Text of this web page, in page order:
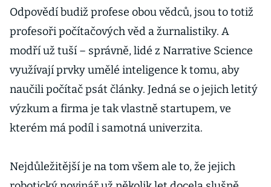
Odpovědí budiž profese obou vědců, jsou to totiž
profesoři počítačových věd a žurnalistiky. A
modří už tuší – správně, lidé z Narrative Science
využívají prvky umělé inteligence k tomu, aby
naučili počítač psát články. Jedná se o jejich letitý
výzkum a firma je tak vlastně startupem, ve
kterém má podíl i samotná univerzita.
Nejdůležitější je na tom všem ale to, že jejich